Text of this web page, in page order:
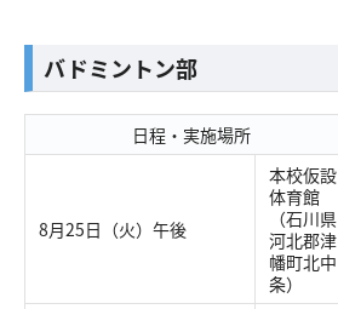
バドミントン部
日程・実施場所
8月25日（火）午後
本校仮設
体育館
（石川県
河北郡津
幡町北中
条）